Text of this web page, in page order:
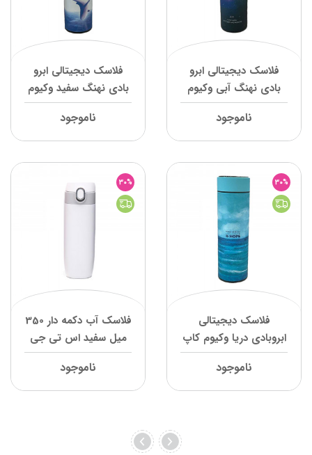
فلاسک دیجیتالی ابرو
بادی نهنگ آبی وکیوم
کاپ
ناموجود
فلاسک دیجیتالی ابرو
بادی نهنگ سفید وکیوم
کاپ
ناموجود
30%
فلاسک دیجیتالی
ابروبادی دریا وکیوم کاپ
ناموجود
30%
فلاسک آب دکمه دار 350
میل سفید اس تی جی
ناموجود